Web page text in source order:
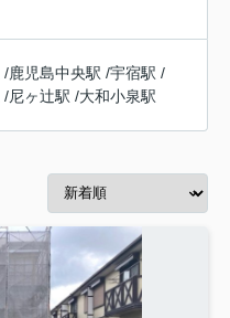
/鹿児島中央駅 /宇宿駅 /
/尼ヶ辻駅 /大和小泉駅